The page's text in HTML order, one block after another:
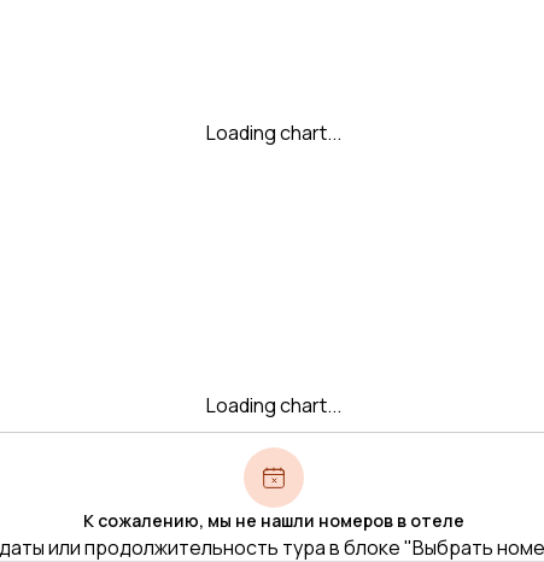
Loading chart...
Loading chart...
К сожалению, мы не нашли номеров в отеле
или продолжительность тура в блоке "Выбрать